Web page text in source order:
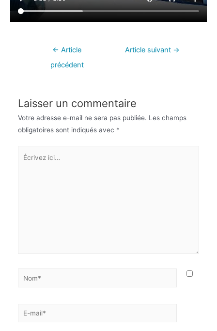
← Article
précédent
Article suivant →
Laisser un commentaire
Votre adresse e-mail ne sera pas publiée. Les champs
obligatoires sont indiqués avec *